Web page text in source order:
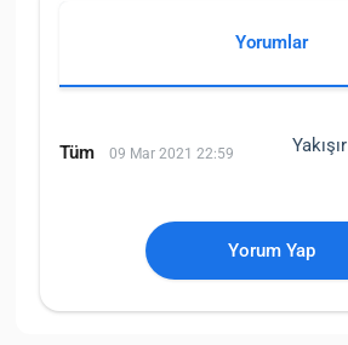
Yorumlar
Tüm 09 Mar 2021 22:59 Yakışır
Yorum Yap